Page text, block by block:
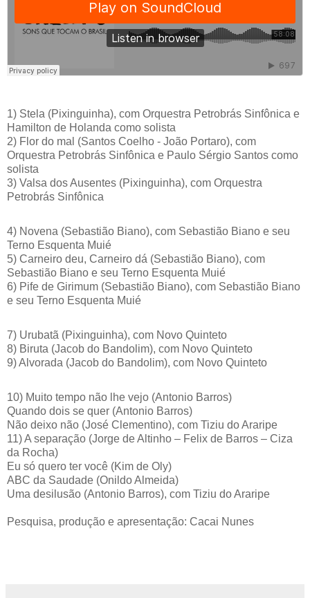
1) Stela (Pixinguinha), com Orquestra Petrobrás Sinfônica e
Hamilton de Holanda como solista
2) Flor do mal (Santos Coelho - João Portaro), com
Orquestra Petrobrás Sinfônica e Paulo Sérgio Santos como
solista
3) Valsa dos Ausentes (Pixinguinha), com Orquestra
Petrobrás Sinfônica
4) Novena (Sebastião Biano), com Sebastião Biano e seu
Terno Esquenta Muié
5) Carneiro deu, Carneiro dá (Sebastião Biano), com
Sebastião Biano e seu Terno Esquenta Muié
6) Pife de Girimum (Sebastião Biano), com Sebastião Biano
e seu Terno Esquenta Muié
7) Urubatã (Pixinguinha), com Novo Quinteto
8) Biruta (Jacob do Bandolim), com Novo Quinteto
9) Alvorada (Jacob do Bandolim), com Novo Quinteto
10) Muito tempo não lhe vejo (Antonio Barros)
Quando dois se quer (Antonio Barros)
Não deixo não (José Clementino), com Tiziu do Araripe
11) A separação (Jorge de Altinho – Felix de Barros – Ciza
da Rocha)
Eu só quero ter você (Kim de Oly)
ABC da Saudade (Onildo Almeida)
Uma desilusão (Antonio Barros), com Tiziu do Araripe
Pesquisa, produção e apresentação: Cacai Nunes